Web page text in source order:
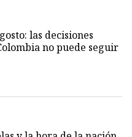
las decisiones
no puede seguir